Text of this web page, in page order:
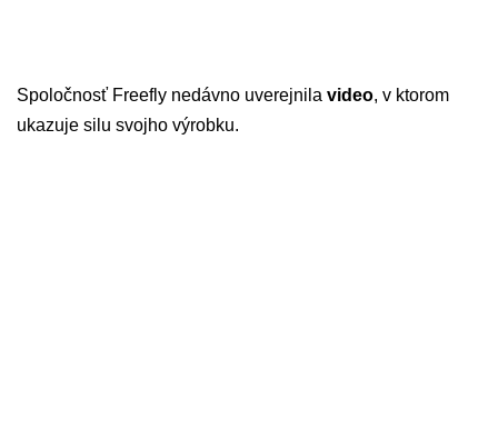
Spoločnosť Freefly nedávno uverejnila video, v ktorom
ukazuje silu svojho výrobku.